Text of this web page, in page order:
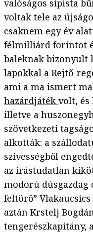
valóságos sipista
voltak tele az
csaknem egy év
félmilliárd forintot
baleknak bizonyult
lapokkal a Rejtő-
ami a ma ismert
hazárdjáték volt, és
illetve a
szövetkezeti
alkották: a
szívességből
az írástudatlan
modorú dúsgazdag
feltörő”
aztán Krstelj
tengerészkapitány,